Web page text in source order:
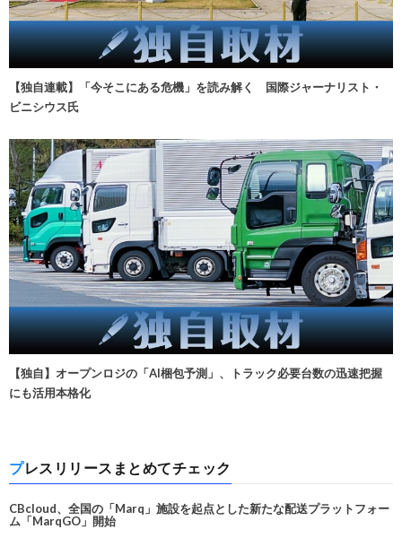
【独自連載】「今そこにある危機」を読み解く 国際ジャーナリスト・
ビニシウス氏
【独自】オープンロジの「AI梱包予測」、トラック必要台数の迅速把握
にも活用本格化
プレスリリースまとめてチェック
CBcloud、全国の「Marq」施設を起点とした新たな配送プラットフォー
ム「MarqGO」開始